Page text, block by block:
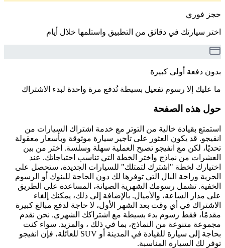
حجز فوري
اختر سيارتك في دقائق من التطبيق واستلمها خلال أيام
بدون دفعة أولى كبيرة
ما عليك إلا رسوم تفعيل بسيطة تُدفع مرة واحدة لبدء الاشتراك
حول هذه الصفحة
استمتع بقيادة خالية من التوتر مع خدمة اشتراك السيارات من
انفيجو. قد يكون العثور على تأجير سيارة موثوقة وبأسعار معقولة
تحديًا، لكن مع انفيجو تصبح العملية سهلة وسلسة. اختر من بين
العشرات من نماذج واختر الخطة التي تناسب احتياجاتك. عند
اختيارك لخطة "اشترك لتمتلك" للسيارات الجديدة، ستحصل على
الحرية وراحة البال التي توفرها لك دون الحاجة للبنوك أو الرسوم
الخفية. تشمل رسومك الشهرية الصيانة، المساعدة على الطريق
على مدار الساعة، والأميال. بالإضافة إلى ذلك، يمكنك إلغاء
الاشتراك في أي وقت بعد الشهر الأول، لا حاجة لدفع مبالغ كبيرة
مقدمًا، فقط رسوم بدء بسيطة مع اشتراكك الشهري. نحن نقدم
مجموعة متنوعة من النماذج، بما في ذلك ، والمزيد. سواء كنت
بحاجة إلى سيارة للقيادة في المدينة أو SUV للعائلة، فإن انفيجو
توفر لك السيارة المناسبة.